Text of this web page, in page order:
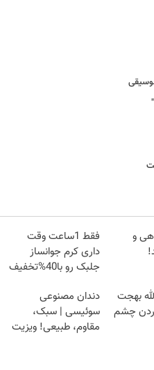
و
فقط 1ساعت وقت
داری کرم جوانساز
جلبک رو با40%تخفیف
بهجت
چشم
دندان مصنوعی
سوئیسی | سبک،
مقاوم، طبیعی! ویزیت